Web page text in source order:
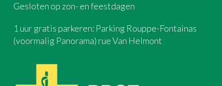
Gesloten op zon- en feestdagen
1 uur gratis parkeren: Parking Rouppe-Fontainas
(voormalig Panorama) rue Van Helmont